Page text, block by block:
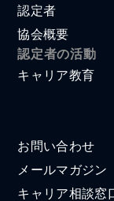
認定者
協会概要
認定者の活動
キャリア教育
お問い合わせ
メールマガジン
キャリア相談窓